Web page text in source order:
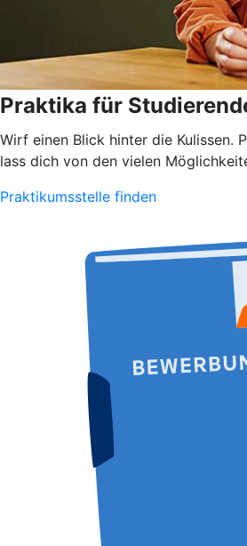
Praktika für
Wirf einen Blick hinter die Kulissen.
lass dich von den vielen
Praktikumsstelle finden